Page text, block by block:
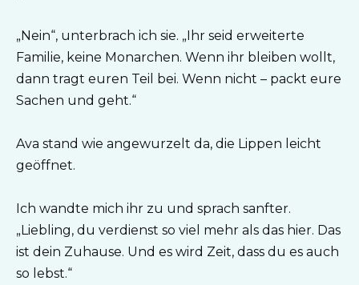
„Nein“, unterbrach ich sie. „Ihr seid erweiterte
Familie, keine Monarchen. Wenn ihr bleiben wollt,
dann tragt euren Teil bei. Wenn nicht – packt eure
Sachen und geht.“
Ava stand wie angewurzelt da, die Lippen leicht
geöffnet.
Ich wandte mich ihr zu und sprach sanfter.
„Liebling, du verdienst so viel mehr als das hier. Das
ist dein Zuhause. Und es wird Zeit, dass du es auch
so lebst.“